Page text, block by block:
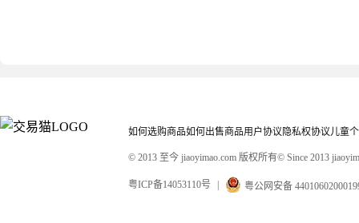
如何选购商品如何出售商品用户协议 隐私权协议儿童
© 2013 至今 jiaoyimao.com 版权所有© Since 2013
粤ICP备14053110号 粤公网安备